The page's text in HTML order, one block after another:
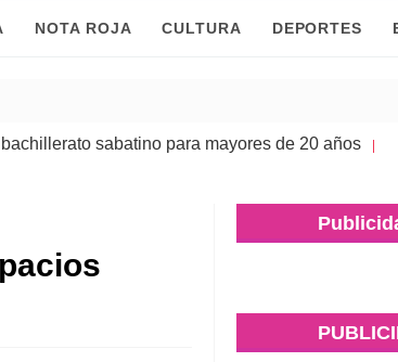
NOTA ROJA CULTURA DEPORTES
sabatino para mayores de 20 años | 05 Ago